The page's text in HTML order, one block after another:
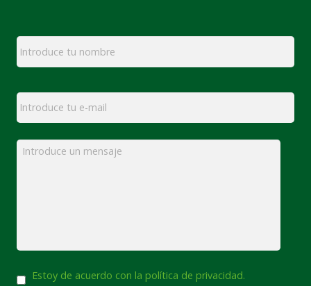
Nombre *
Email *
Mensaje
Consentimiento
Estoy de acuerdo con la política de privacidad.